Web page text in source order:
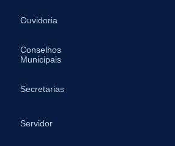
Ouvidoria
Conselhos
Municipais
Secretarias
Servidor